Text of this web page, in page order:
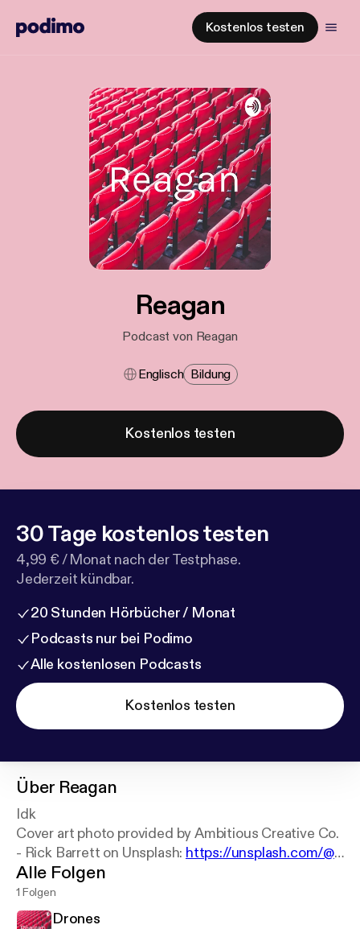
Kostenlos testen
Reagan
Podcast von Reagan
Englisch Bildung
Kostenlos testen
30 Tage kostenlos testen
4,99 € / Monat nach der Testphase.
Jederzeit kündbar.
20 Stunden Hörbücher / Monat
Podcasts nur bei Podimo
Alle kostenlosen Podcasts
Kostenlos testen
Über Reagan
Idk
Cover art photo provided by Ambitious Creative Co.
- Rick Barrett on Unsplash: https://unsplash.com/@
weareambitious
Alle Folgen
1 Folgen
Drones